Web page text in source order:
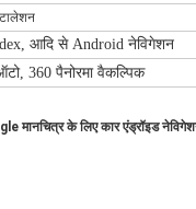
आदि से Android नेविगेशन
360 पैनोरमा वैकल्पिक
मानचित्र के लिए कार एंड्रॉइड